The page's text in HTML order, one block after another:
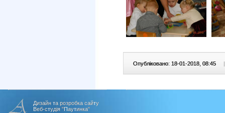
Опубліковано: 18-01-2018, 08:45
Дизайн та розробка сайту
Веб-студія "Паутинка"